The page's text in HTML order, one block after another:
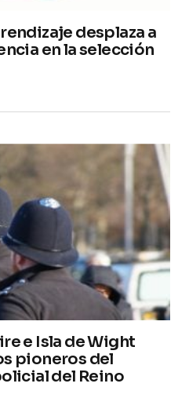
desplaza a
en la selección
e Isla de Wight
pioneros del
del Reino